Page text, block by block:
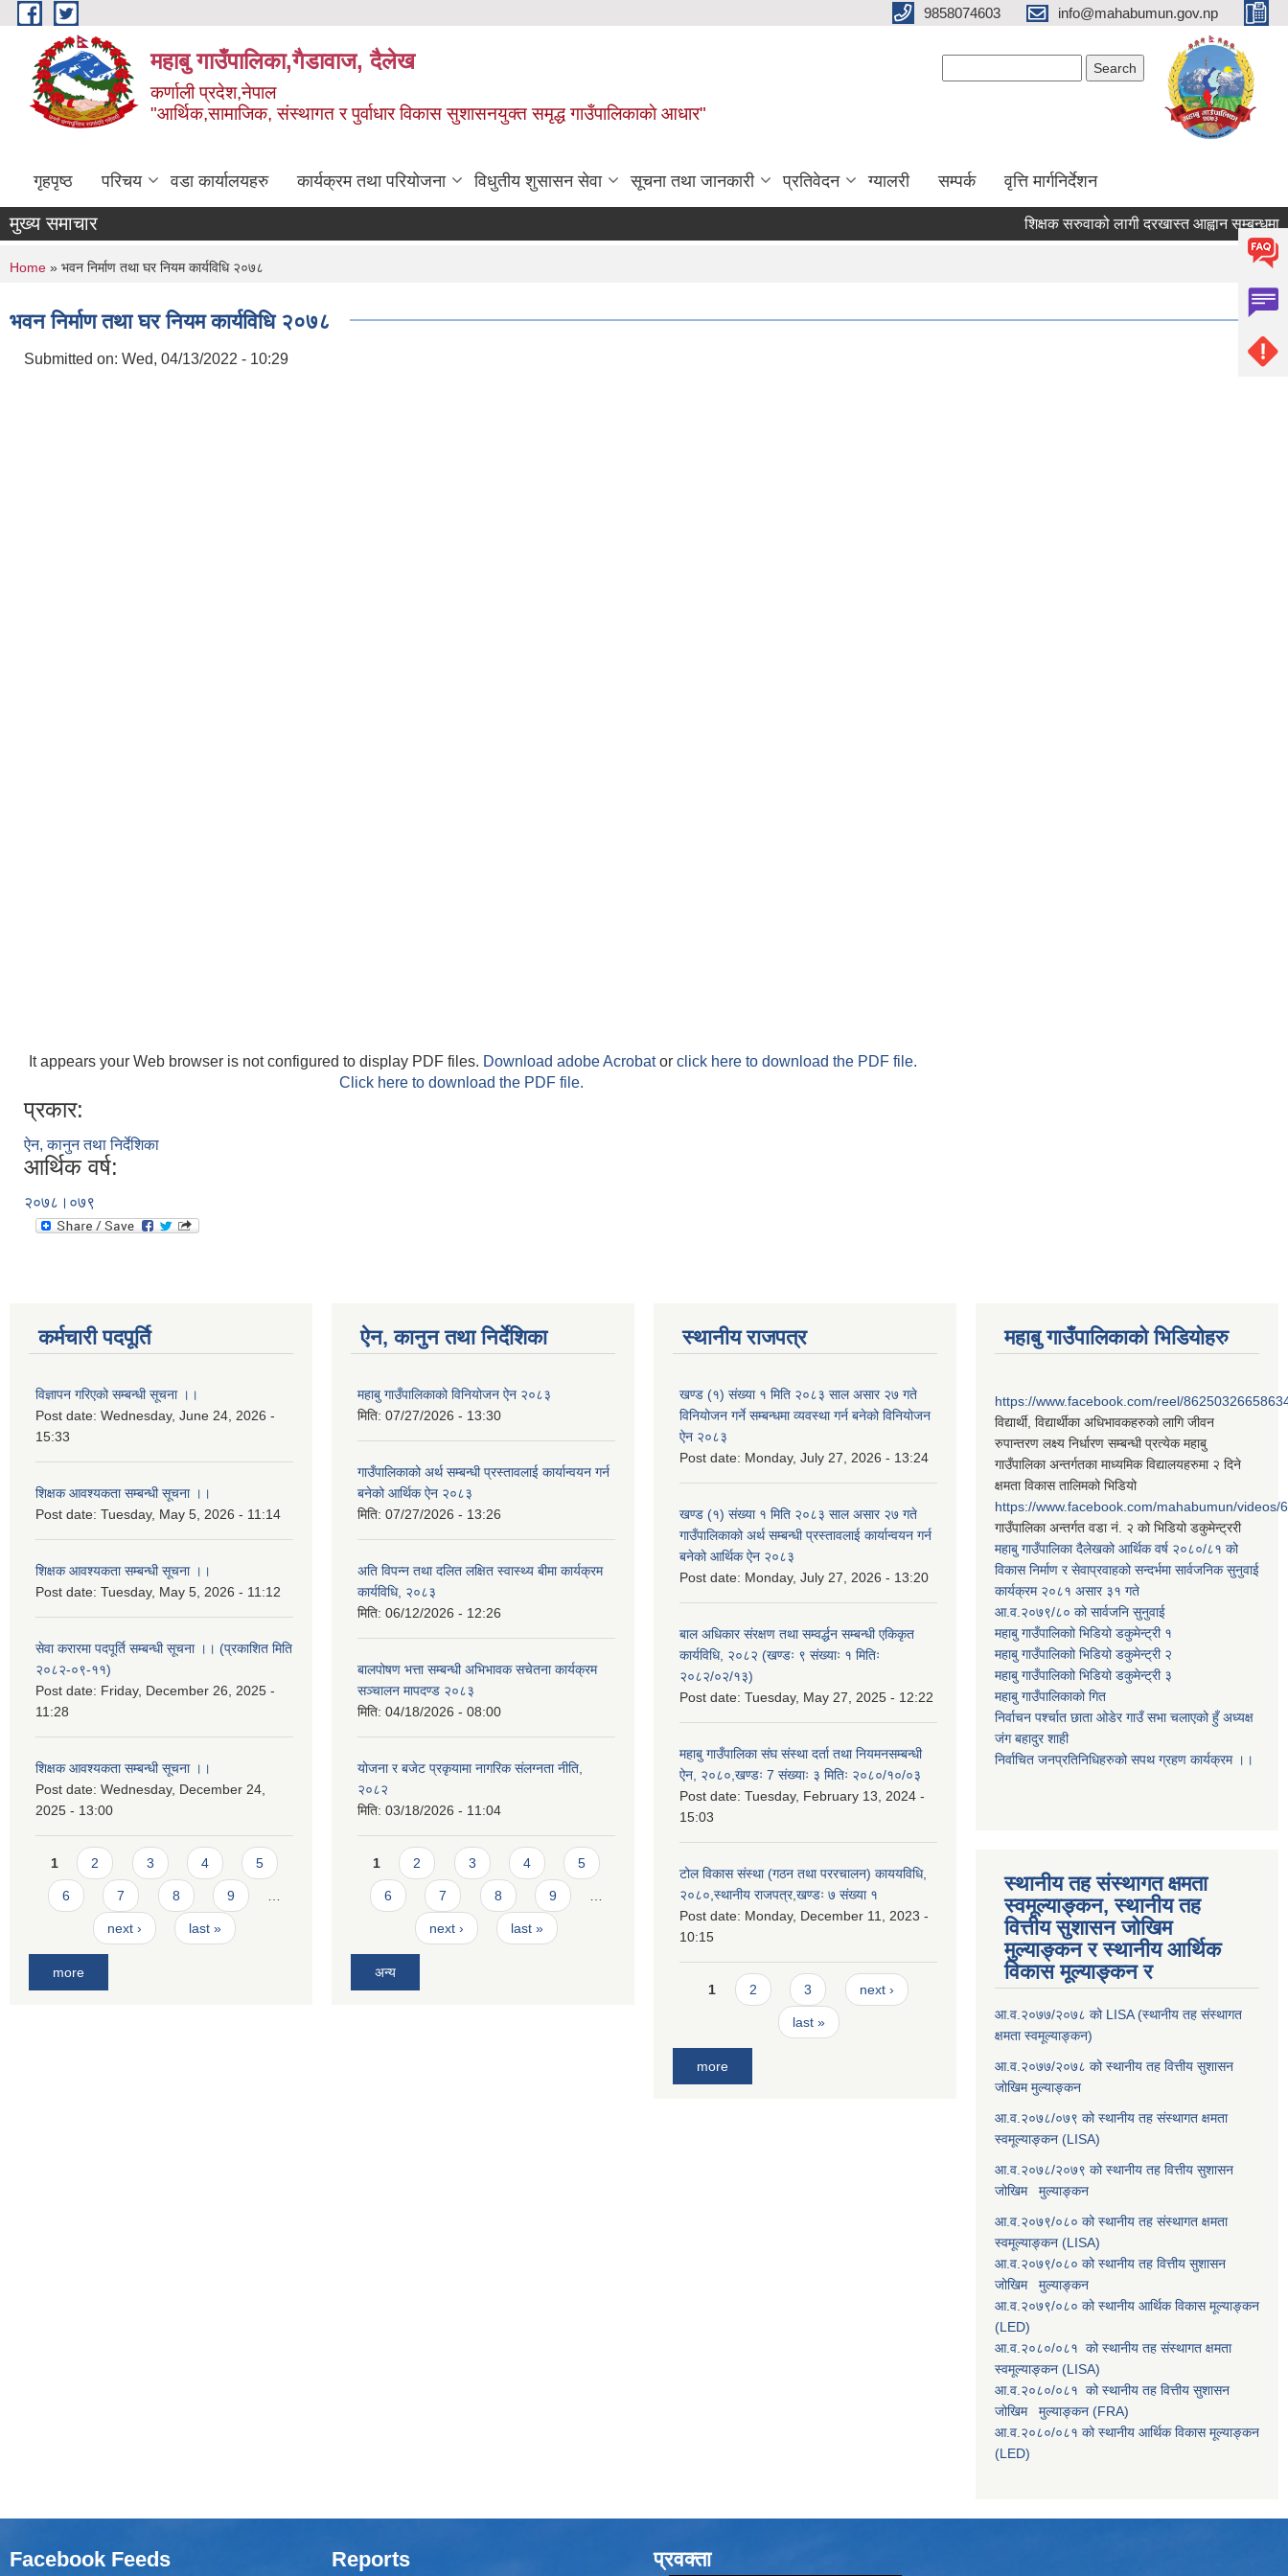
Skip to main content 9858074603 info@mahabumun.gov.np
महाबु गाउँपालिका,गैडावाज, दैलेख
कर्णाली प्रदेश,नेपाल
"आर्थिक,सामाजिक, संस्थागत र पुर्वाधार विकास सुशासनयुक्त समृद्ध गाउँपालिकाकाे आधार"
गृहपृष्ठ परिचय वडा कार्यालयहरु कार्यक्रम तथा परियोजना विधुतीय शुसासन सेवा सूचना तथा जानकारी प्रतिवेदन ग्यालरी सम्पर्क वृत्ति मार्गनिर्देशन
मुख्य समाचार शिक्षक सरुवाको लागी दरखास्त आह्वान सम्बन्धमा ।।
You are here
Home » भवन निर्माण तथा घर नियम कार्यविधि २०७८
भवन निर्माण तथा घर नियम कार्यविधि २०७८
Submitted on: Wed, 04/13/2022 - 10:29
It appears your Web browser is not configured to display PDF files. Download adobe Acrobator click here to download the PDF file.
Click here to download the PDF file.
प्रकार:
ऐन, कानुन तथा निर्देशिका
आर्थिक वर्ष:
२०७८।०७९
कर्मचारी पदपूर्ति
विज्ञापन गरिएको सम्बन्धी सूचना ।।
Post date: Wednesday, June 24, 2026 -
15:33
शिक्षक आवश्यकता सम्बन्धी सूचना ।।
Post date: Tuesday, May 5, 2026 - 11:14
शिक्षक आवश्यकता सम्बन्धी सूचना ।।
Post date: Tuesday, May 5, 2026 - 11:12
सेवा करारमा पदपूर्ति सम्बन्धी सूचना ।। (प्रकाशित मिति
२०८२-०९-११)
Post date: Friday, December 26, 2025 -
11:28
शिक्षक आवश्यकता सम्बन्धी सूचना ।।
Post date: Wednesday, December 24,
2025 - 13:00
Pages
1 2 3 4 5
6 7 8 9
next › last »
more
ऐन, कानुन तथा निर्देशिका
महाबु गाउँपालिकाको विनियोजन ऐन २०८३
मिति: 07/27/2026 - 13:30
गाउँपालिकाको अर्थ सम्बन्धी प्रस्तावलाई कार्यान्वयन गर्न
बनेको आर्थिक ऐन २०८३
मिति: 07/27/2026 - 13:26
अति विपन्न तथा दलित लक्षित स्वास्थ्य बीमा कार्यक्रम
कार्यविधि, २०८३
मिति: 06/12/2026 - 12:26
बालपोषण भत्ता सम्बन्धी अभिभावक सचेतना कार्यक्रम
सञ्चालन मापदण्ड २०८३
मिति: 04/18/2026 - 08:00
योजना र बजेट प्रकृयामा नागरिक संलग्नता नीति,
२०८२
मिति: 03/18/2026 - 11:04
Pages
1 2 3 4 5
6 7 8 9
next › last »
अन्य
स्थानीय राजपत्र
खण्ड (१) संख्या १ मिति २०८३ साल असार २७ गते
विनियोजन गर्ने सम्बन्धमा व्यवस्था गर्न बनेको विनियोजन
ऐन २०८३
Post date: Monday, July 27, 2026 - 13:24
खण्ड (१) संख्या १ मिति २०८३ साल असार २७ गते
गाउँपालिकाको अर्थ सम्बन्धी प्रस्तावलाई कार्यान्वयन गर्न
बनेको आर्थिक ऐन २०८३
Post date: Monday, July 27, 2026 - 13:20
बाल अधिकार संरक्षण तथा सम्वर्द्धन सम्बन्धी एकिकृत
कार्यविधि, २०८२ (खण्डः ९ संख्याः १ मितिः
२०८२/०२/१३)
Post date: Tuesday, May 27, 2025 - 12:22
महाबु गाउँपालिका संघ संस्था दर्ता तथा नियमनसम्बन्धी
ऐन, २०८०,खण्डः 7 संख्याः ३ मितिः २०८०/१०/०३
Post date: Tuesday, February 13, 2024 -
15:03
टोल विकास संस्था (गठन तथा पररचालन) काययविधि,
२०८०,स्थानीय राजपत्र,खण्डः ७ संख्या १
Post date: Monday, December 11, 2023 -
10:15
Pages
1 2 3 next ›
last »
more
महाबु गाउँपालिकाको भिडियोहरु
https://www.facebook.com/reel/
विद्यार्थी, विद्यार्थीका अधिभावकहरुको लागि जीवन
रुपान्तरण लक्ष्य निर्धारण सम्बन्धी प्रत्येक महाबु
गाउँपालिका अन्तर्गतका माध्यमिक विद्यालयहरुमा २ दिने
क्षमता विकास तालिमको भिडियो
https://www.facebook.com/mahabumun/videos/
गाउँपालिका अन्तर्गत वडा नं. २ को भिडियो डकुमेन्ट्ररी
महाबु गाउँपालिका दैलेखको आर्थिक वर्ष २०८०/८१ को
विकास निर्माण र सेवाप्रवाहको सन्दर्भमा सार्वजनिक सुनुवाई
कार्यक्रम २०८१ असार ३१ गते
आ.व.२०७९/८० को सार्वजनि सुनुवाई
महाबु गाउँपालिकाो भिडियो डकुमेन्ट्री १
महाबु गाउँपालिकाो भिडियो डकुमेन्ट्री २
महाबु गाउँपालिकाो भिडियो डकुमेन्ट्री ३
महाबु गाउँपालिकाको गित
निर्वाचन पर्श्चात छाता ओडेर गाउँ सभा चलाएको हुँ अध्यक्ष
जंग बहादुर शाही
निर्वाचित जनप्रतिनिधिहरुको सपथ ग्रहण कार्यक्रम ।।
स्थानीय तह संस्थागत क्षमता
स्वमूल्याङ्कन, स्थानीय तह
वित्तीय सुशासन जोखिम
मुल्याङ्कन र स्थानीय आर्थिक
विकास मूल्याङ्कन र
आ.व.२०७७/२०७८ को LISA (स्थानीय तह संस्थागत
क्षमता स्वमूल्याङ्कन)
आ.व.२०७७/२०७८ को स्थानीय तह वित्तीय सुशासन
जोखिम मुल्याङ्कन
आ.व.२०७८/०७९ को स्थानीय तह संस्थागत क्षमता
स्वमूल्याङ्कन (LISA)
आ.व.२०७८/२०७९ को स्थानीय तह वित्तीय सुशासन
जोखिम मुल्याङ्कन
आ.व.२०७९/०८० को स्थानीय तह संस्थागत क्षमता
स्वमूल्याङ्कन (LISA)
आ.व.२०७९/०८० को स्थानीय तह वित्तीय सुशासन
जोखिम मुल्याङ्कन
आ.व.२०७९/०८० को स्थानीय आर्थिक विकास मूल्याङ्कन
(LED)
आ.व.२०८०/०८१ को स्थानीय तह संस्थागत क्षमता
स्वमूल्याङ्कन (LISA)
आ.व.२०८०/०८१ को स्थानीय तह वित्तीय सुशासन
जोखिम मुल्याङ्कन (FRA)
आ.व.२०८०/०८१ को स्थानीय आर्थिक विकास मूल्याङ्कन
(LED)
Facebook Feeds Reports प्रवक्ता